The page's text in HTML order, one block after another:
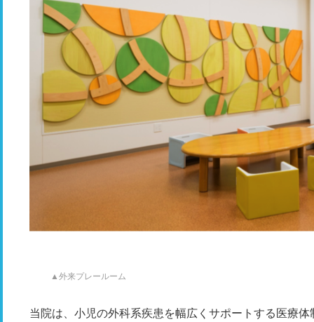
▲外来プレールーム
当院は、小児の外科系疾患を幅広くサポートする医療